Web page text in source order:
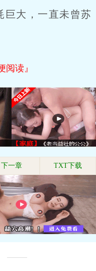
巨大，一直未曾苏
阅读』
下一章 TXT下载